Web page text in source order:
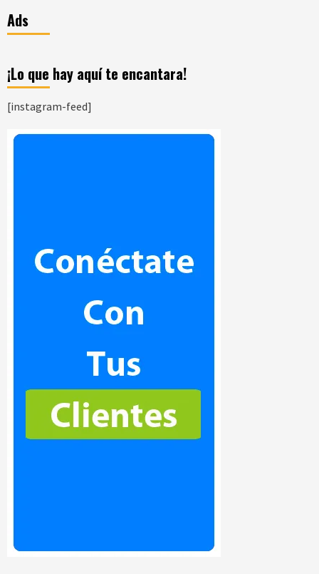
Ads
¡Lo que hay aquí te encantara!
[instagram-feed]